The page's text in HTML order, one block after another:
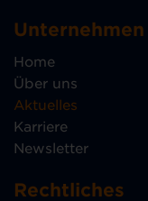
Unternehmen
Home
Über uns
Aktuelles
Karriere
Newsletter
Rechtliches